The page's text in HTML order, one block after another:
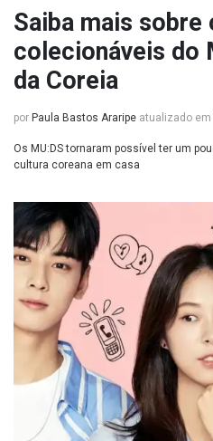
Saiba mais sobre
colecionáveis do
da Coreia
por Paula Bastos Araripe atualizado em
Os MU:DS tornaram possível ter um
cultura coreana em casa